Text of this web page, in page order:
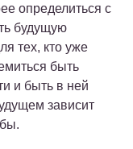
определиться с
будущую
тех, кто уже
быть
и быть в ней
зависит